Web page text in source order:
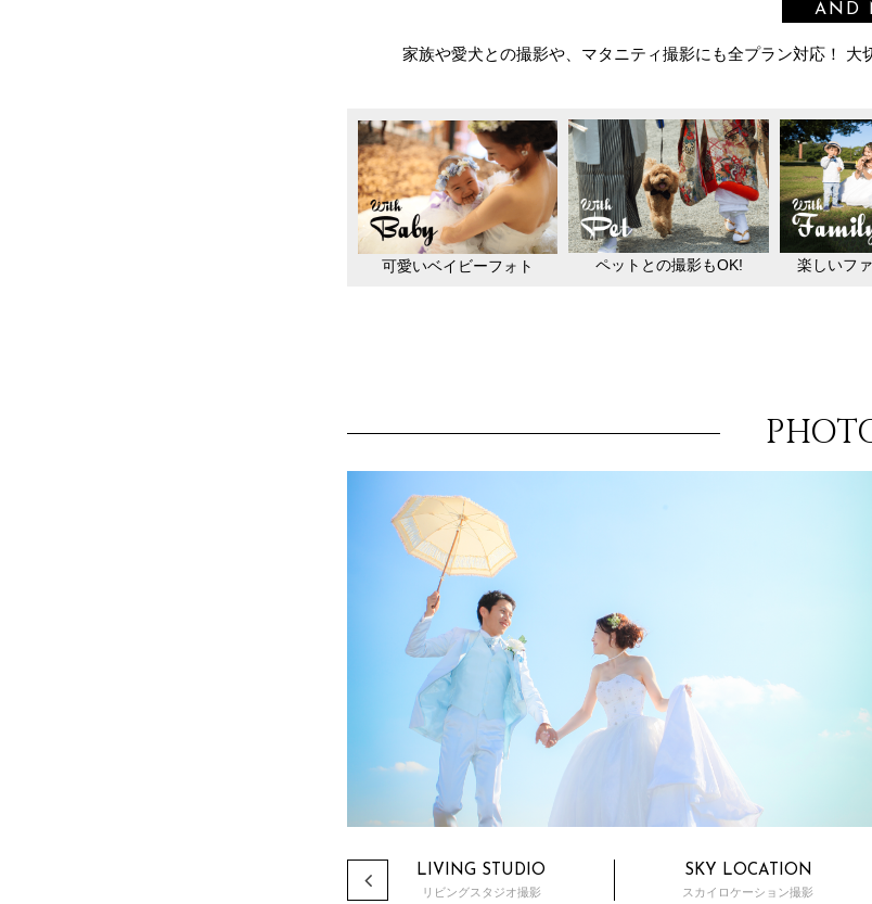
AND
家族や愛犬との撮影や、マタニティ撮影にも全プラン対応！
可愛いベイビーフォト ペットとの撮影もOK! 楽しいフ
LIVING STUDIO
リビングスタジオ撮影
SKY LOCATION
スカイロケーション撮影